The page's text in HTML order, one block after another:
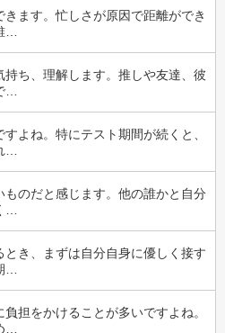
ます。忙しさが原因で距離ができ
…
ち、理解します。推しや友達、彼
…
よね。特にテスト期間が続くと、
…
のだと感じます。他の誰かと自分
…
き、まずは自分自身に優しく接す
…
担をかけることが多いですよね。
…